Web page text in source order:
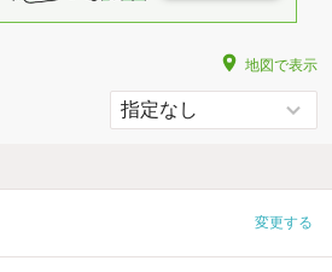
地図で表示
変更する